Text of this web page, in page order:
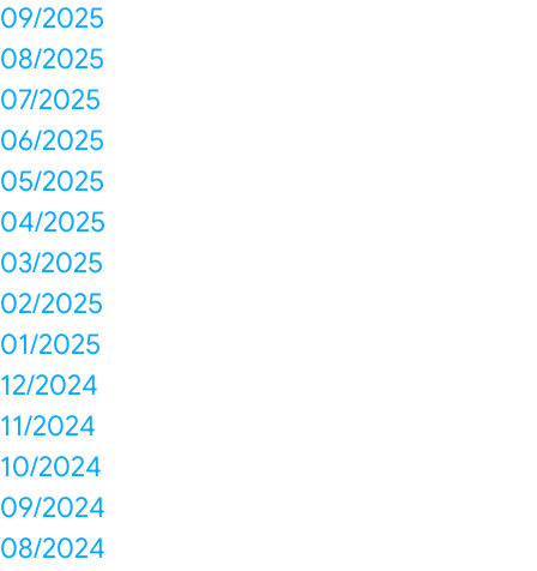
09/2025
08/2025
07/2025
06/2025
05/2025
04/2025
03/2025
02/2025
01/2025
12/2024
11/2024
10/2024
09/2024
08/2024